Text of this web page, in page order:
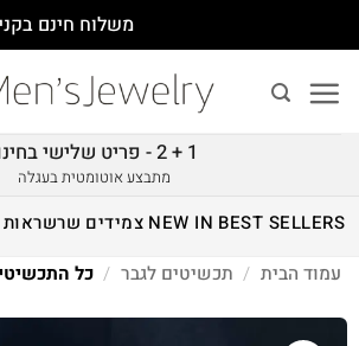
משלוח חינם
1 + 2 - פריט שלישי בחינם
מתבצע אוטומטית בעגלה
BEST SELLERS
NEW IN צמידים שרשראות
עמוד הבית
/ תכשיטים לגבר / כל